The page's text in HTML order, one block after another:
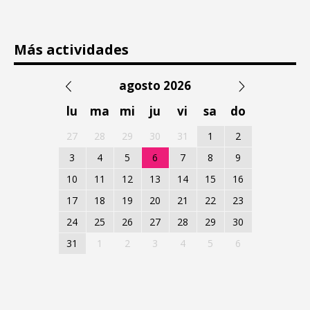
Más actividades
agosto 2026
lu
ma mi ju vi sa do
27 28 29 30 31 1
2
3
4 5 6 7 8
9
10
11 12 13 14 15
16
17
18 19 20 21 22
23
24
25 26 27 28 29
30
31
1 2 3 4 5 6